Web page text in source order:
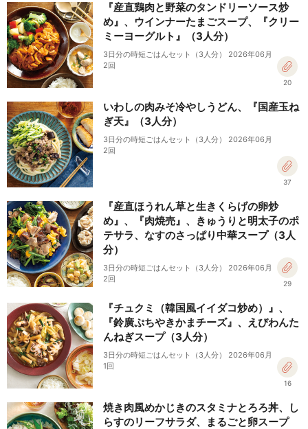
『産直鶏肉と野菜のタンドリーソース炒
め』、ウインナーたまごスープ、『クリー
ミーヨーグルト』（3人分）
3日分の時短ごはんセット（3人分） 2026年06月
2回
20
いわしの肉みそ冷やしうどん、『国産玉ね
ぎ天』（3人分）
3日分の時短ごはんセット（3人分） 2026年06月
2回
37
『産直ほうれん草と生きくらげの卵炒
め』、『肉焼売』、きゅうりと明太子のポ
テサラ、なすのさっぱり中華スープ（3人
分）
3日分の時短ごはんセット（3人分） 2026年06月
2回
29
『チュクミ（韓国風イイダコ炒め）』、
『鈴廣ぷちやきかまチーズ』、えびわんた
んねぎスープ（3人分）
3日分の時短ごはんセット（3人分） 2026年06月
1回
16
焼き肉風めかじきのスタミナとろろ丼、し
らすのリーフサラダ、まるごと卵スープ